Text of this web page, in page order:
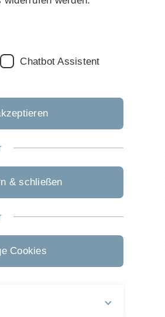
Inhaltlich
https://
Prof. Dr.
Zuletzt
Chatbot Assistent
& schließen
Cookies